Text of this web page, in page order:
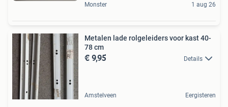
Monster 1 aug 26
Metalen lade rolgeleiders voor kast 40-
78 cm
€ 9,95 Details
Amstelveen Eergisteren